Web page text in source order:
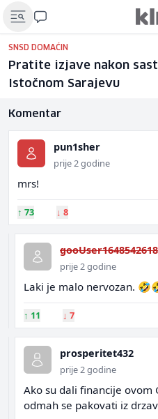
SNSD DOMAĆIN
Pratite izjave nakon
Istočnom Sarajevu
Komentar
pun1sher
prije 2 godine
mrs!
↑ 73 ↓ 8
gooUser1648542618
prije 2 godine
Laki je malo nervozan.
↑ 11 ↓ 7
prosperitet432
prije 2 godine
Ako su dali financije ovom
odmah se pakovati iz